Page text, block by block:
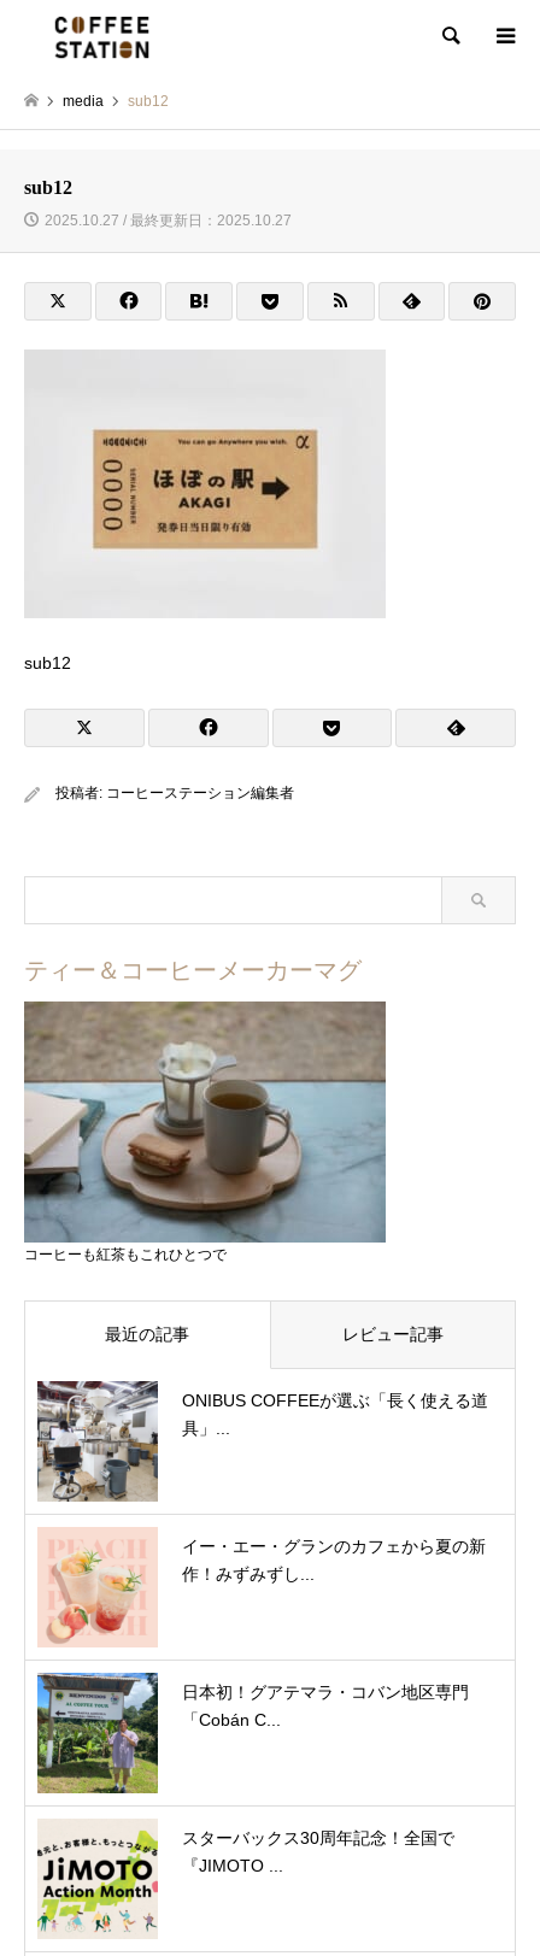
検索
media sub12
sub12
2025.10.27 / 最終更新日：2025.10.27
sub12
投稿者: コーヒーステーション編集者
ティー＆コーヒーメーカーマグ
コーヒーも紅茶もこれひとつで
最近の記事 レビュー記事
ONIBUS COFFEEが選ぶ「長く使える道
具」...
イー・エー・グランのカフェから夏の新
作！みずみずし...
日本初！グアテマラ・コバン地区専門
「Cobán C...
スターバックス30周年記念！全国で
『JIMOTO ...